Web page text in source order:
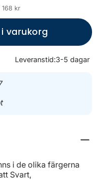
168 kr
varukorg
Leveranstid:3-5 dagar
i de olika färgerna
Svart,